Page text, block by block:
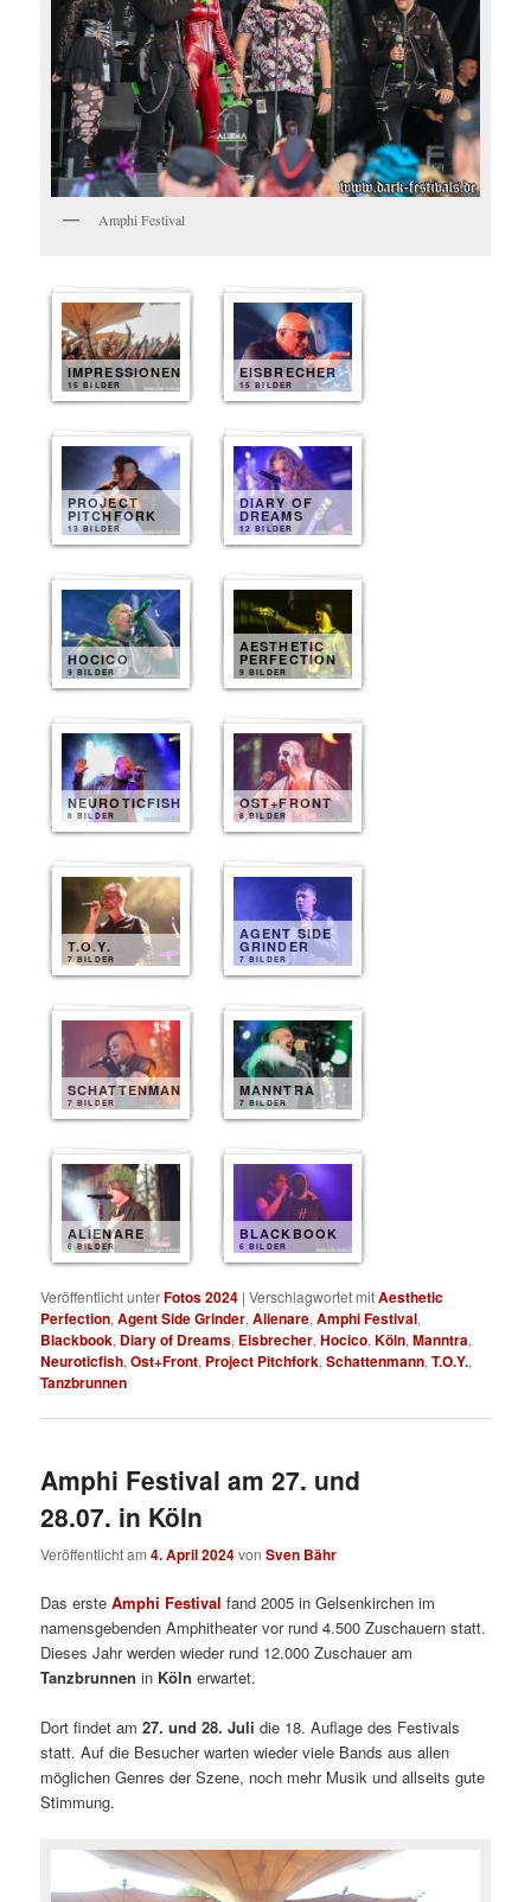
Amphi Festival
IMPRESSIONEN
15 BILDER
EISBRECHER
15 BILDER
PROJECT
PITCHFORK
13 BILDER
DIARY OF
DREAMS
12 BILDER
HOCICO
9 BILDER
AESTHETIC
PERFECTION
9 BILDER
NEUROTICFISH
8 BILDER
OST+FRONT
8 BILDER
T.O.Y.
7 BILDER
AGENT SIDE
GRINDER
7 BILDER
SCHATTENMANN
7 BILDER
MANNTRA
7 BILDER
ALIENARE
6 BILDER
BLACKBOOK
6 BILDER
Veröffentlicht unterFotos 2024 |Verschlagwortet mitAesthetic
Perfection,Agent Side Grinder,Alienare,Amphi Festival,
Blackbook, Diary of Dreams, Eisbrecher,Hocico,Köln,Manntra,
Neuroticfish,Ost+Front, Project Pitchfork,Schattenmann,T.O.Y.,
Tanzbrunnen
Amphi Festival am 27. und
28.07. in Köln
Veröffentlicht am4. April 2024vonSven Bähr
Das ersteAmphi Festival fand 2005 in Gelsenkirchen im
namensgebenden Amphitheater vor rund 4.500 Zuschauern statt.
Dieses Jahr werden wieder rund 12.000 Zuschauer am
Tanzbrunnen in Köln erwartet.
Dort findet am27. und 28. Juli die 18. Auflage des Festivals
statt. Auf die Besucher warten wieder viele Bands aus allen
möglichen Genres der Szene, noch mehr Musik und allseits gute
Stimmung.